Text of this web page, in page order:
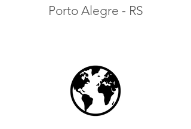
Porto Alegre - RS